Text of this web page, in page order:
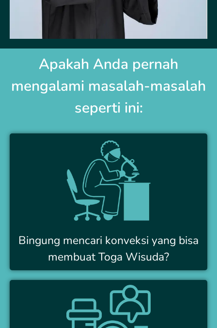
Apakah Anda pernah
mengalami masalah-masalah
seperti ini:
Bingung mencari konveksi yang bisa
membuat Toga Wisuda?